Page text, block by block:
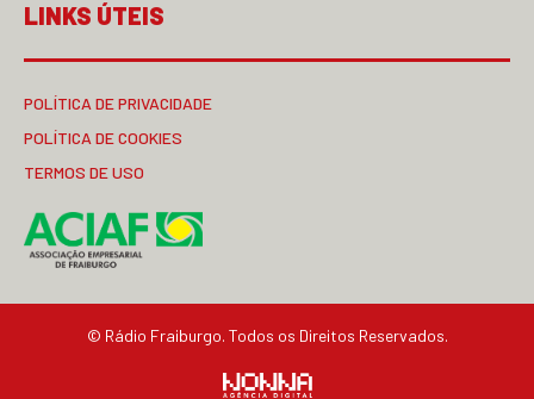
LINKS ÚTEIS
POLÍTICA DE PRIVACIDADE
POLÍTICA DE COOKIES
TERMOS DE USO
© Rádio Fraiburgo. Todos os Direitos Reservados.